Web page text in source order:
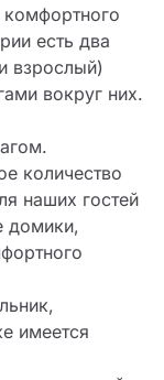
есть два
взрослый)
вокруг них.
количество
наших гостей
домики,
имеется